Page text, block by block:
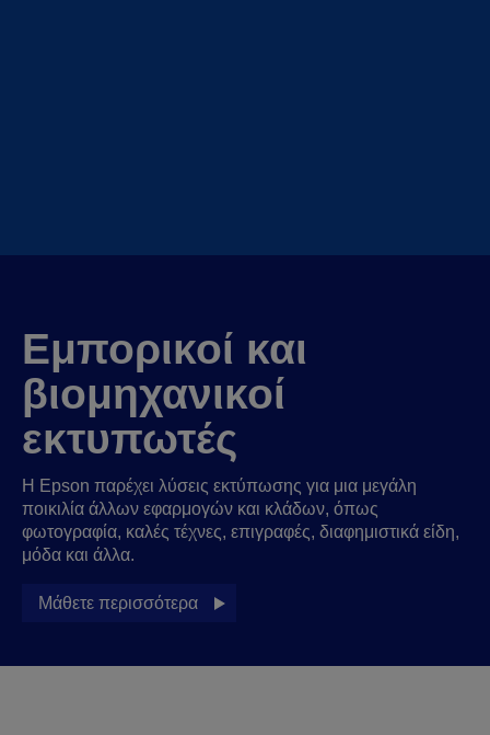
Εμπορικοί και
βιομηχανικοί
εκτυπωτές
Η Epson παρέχει λύσεις εκτύπωσης για μια μεγάλη
ποικιλία άλλων εφαρμογών και κλάδων, όπως
φωτογραφία, καλές τέχνες, επιγραφές, διαφημιστικά είδη,
μόδα και άλλα.
Μάθετε περισσότερα